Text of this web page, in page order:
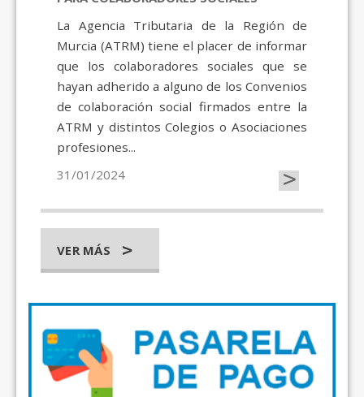
La Agencia Tributaria de la Región de
Murcia (ATRM) tiene el placer de informar
que los colaboradores sociales que se
hayan adherido a alguno de los Convenios
de colaboración social firmados entre la
ATRM y distintos Colegios o Asociaciones
profesiones...
31/01/2024
>
VER MÁS